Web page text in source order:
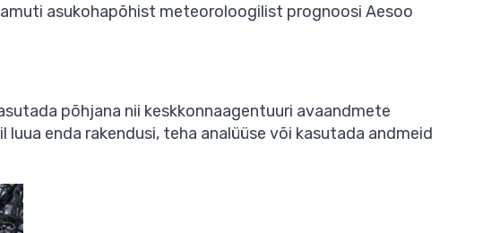
asukohapõhist meteoroloogilist prognoosi Aesoo
põhjana nii keskkonnaagentuuri avaandmete
enda rakendusi, teha analüüse või kasutada andmeid